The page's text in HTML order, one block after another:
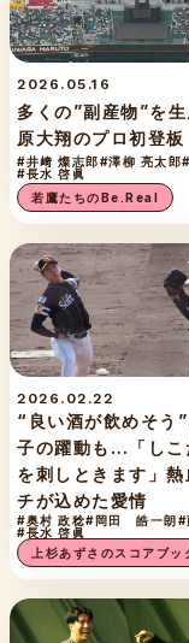
2026.05.16
多くの”副産物”を
原大翔のプロ初登板
#井﨑 燦志郎#澤柳 亮太郎
#長水 啓眞
若鷹たちのBe.Real
2026.02.22
“良い酒が飲めそう
子の躍動も…「しこ
を刺しときます」熱
チが込めた愛情
#奥村 政稔#岡田 皓一朗#
#長水 啓眞
上杉あずさのスコアブッ